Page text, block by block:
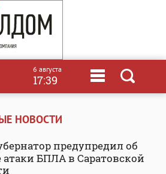
6 августа
17:39
НОВОСТИ
предупредил об
атаки БПЛА в Саратовской